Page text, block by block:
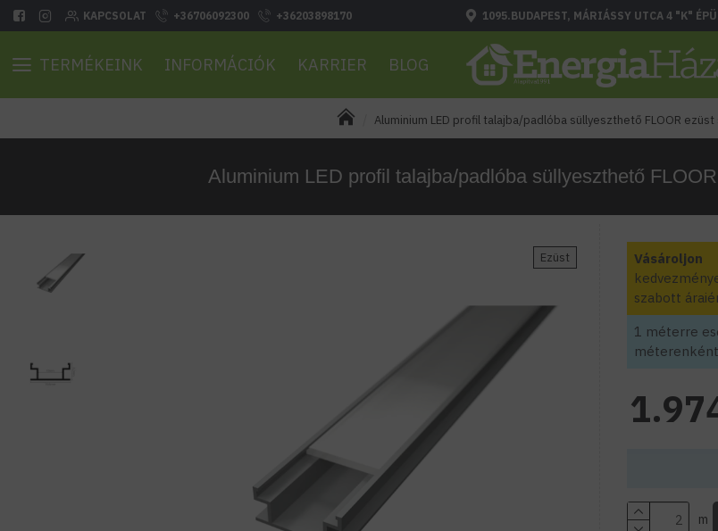
KAPCSOLAT +36706092300 +36203898170 1095.BUDAPEST, MÁRIÁSSY UTCA 4 "K"
TERMÉKEINK INFORMÁCIÓK KARRIER BLOG
Aluminium LED profil talajba/padlóba süllyeszthető FLOOR
Aluminium LED profil talajba/padlóba süllyeszthető
Ezüst Vásároljon
szabott
1 méterre
m